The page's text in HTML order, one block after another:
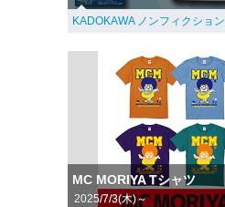
KADOKAWA ノンフィクション
MC MORIYA Tシャツ
2025/7/3(木)～